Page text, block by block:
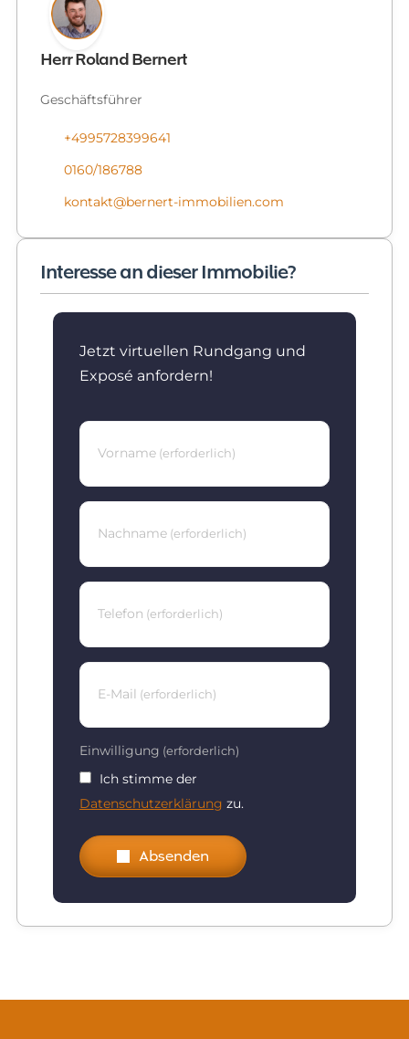
Herr Roland Bernert
Geschäftsführer
+4995728399641
0160/186788
kontakt@bernert-immobilien.com
Interesse an dieser Immobilie?
Jetzt virtuellen Rundgang und
Exposé anfordern!
Vorname (erforderlich)
Nachname (erforderlich)
Telefon (erforderlich)
E-Mail (erforderlich)
Einwilligung (erforderlich)
Ich stimme der
Datenschutzerklärung zu.
Absenden